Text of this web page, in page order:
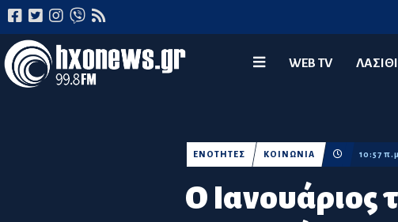
WEB TV ΛΑΣΊΘΙ
Ο Ιανουάριος
ΕΝΟΤΗΤΕΣ ΚΟΙΝΩΝΙΑ 10:57